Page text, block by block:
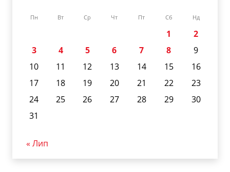
Пн Вт Ср Чт Пт Сб Нд
1
2
3
4 5 6 7 8
9
10
11 12 13 14 15
16
17
18 19 20 21 22
23
24
25 26 27 28 29
30
31
« Лип